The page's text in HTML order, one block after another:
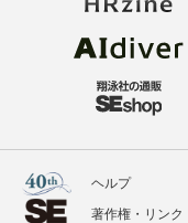
ヘルプ
著作権・リンク